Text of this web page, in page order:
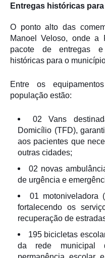
Entregas históricas
O ponto alto das
Manoel Veloso, onde a
pacote de entregas e
históricas para o
Entre os
população estão:
02 Vans
Domicílio (TFD),
aos pacientes que
outras cidades;
02 novas
de urgência e
01 motoniveladora
fortalecendo os
recuperação de
195 bicicletas
da rede municipal